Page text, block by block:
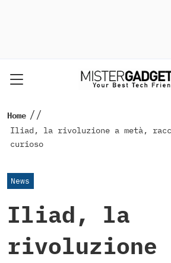
Home //
Iliad, la rivoluzione a metà,
curioso
News
Iliad, la
rivoluzione